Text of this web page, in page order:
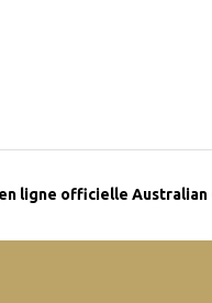
ligne officielle Australian